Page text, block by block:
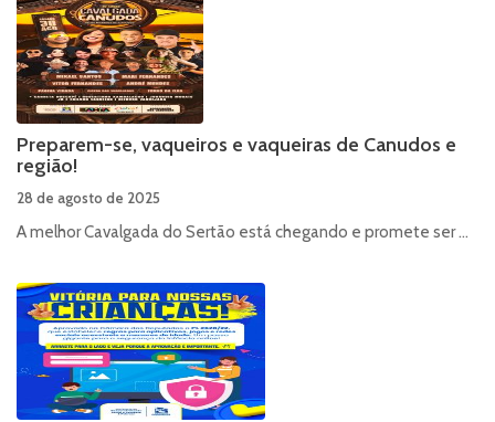
Preparem-se, vaqueiros e vaqueiras de Canudos e
região!
28 de agosto de 2025
A melhor Cavalgada do Sertão está chegando e promete ser ...